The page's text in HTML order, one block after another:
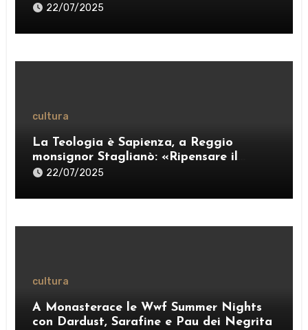
22/07/2025
cultura
La Teologia è Sapienza, a Reggio
monsignor Staglianò: «Ripensare il
pensiero per esercitare una “ragione
22/07/2025
cultura
A Monasterace le Wwf Summer Nights
con Dardust, Sarafine e Pau dei Negrita